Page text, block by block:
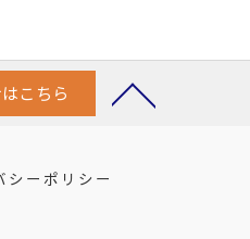
こちら
シーポリシー